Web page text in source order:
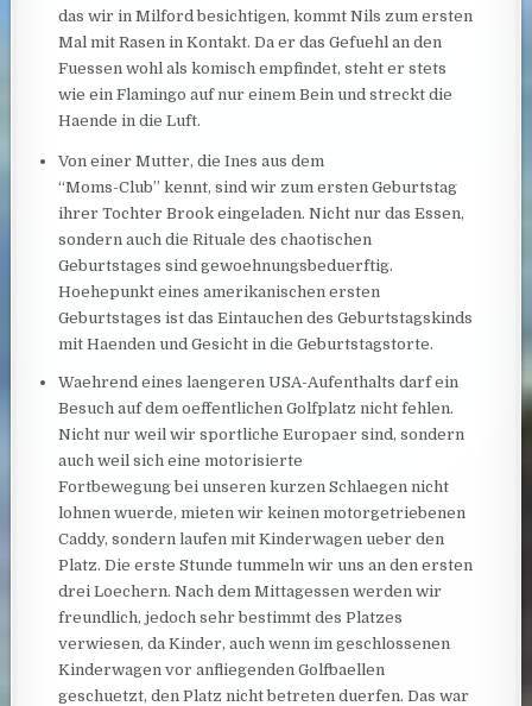
das wir in Milford besichtigen, kommt Nils zum ersten
Mal mit Rasen in Kontakt. Da er das Gefuehl an den
Fuessen wohl als komisch empfindet, steht er stets
wie ein Flamingo auf nur einem Bein und streckt die
Haende in die Luft.
Von einer Mutter, die Ines aus dem
“Moms-Club” kennt, sind wir zum ersten Geburtstag
ihrer Tochter Brook eingeladen. Nicht nur das Essen,
sondern auch die Rituale des chaotischen
Geburtstages sind gewoehnungsbeduerftig.
Hoehepunkt eines amerikanischen ersten
Geburtstages ist das Eintauchen des Geburtstagskinds
mit Haenden und Gesicht in die Geburtstagstorte.
Waehrend eines laengeren USA-Aufenthalts darf ein
Besuch auf dem oeffentlichen Golfplatz nicht fehlen.
Nicht nur weil wir sportliche Europaer sind, sondern
auch weilsich eine motorisierte
Fortbewegung bei unseren kurzen Schlaegen nicht
lohnen wuerde, mieten wir keinen motorgetriebenen
Caddy, sondern laufen mit Kinderwagen ueber den
Platz. Die erste Stunde tummeln wir uns an den ersten
drei Loechern. Nach dem Mittagessen werden wir
freundlich, jedoch sehr bestimmt des Platzes
verwiesen, da Kinder, auch wenn im geschlossenen
Kinderwagen vor anfliegenden Golfbaellen
geschuetzt, den Platz nicht betreten duerfen. Das war